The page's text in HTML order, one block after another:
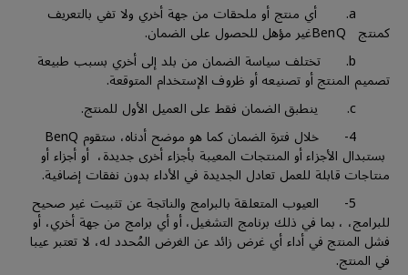
a. أي منتج أو ملحقات من جهة أخري ولا تفي بالتعريف
كمنتج BenQغير مؤهل للحصول على الضمان.
b. تختلف سياسة الضمان من بلد إلى أخري بسبب طبيعة
تصميم المنتج أو تصنيعه أو ظروف الإستخدام المتوقعة.
4- خلال فترة الضمان كما هو موضح أدناه، ستقوم BenQ
بستبدال الأجزاء أو المنتجات المعيبة بأجزاء أخرى جديدة، أو أجزاء أو
منتاجات قابلة للعمل تعادل الجديدة في الأداء بدون نفقات إضافية.
5- العيوب المتعلقة بالبرامج والناتجة عن تثبيت غير صحيح
للبرامج، ، بما في ذلك برنامج التشغيل، أو أي برامج من جهة أخري، أو
فشل المنتج في أداء أي غرض زائد عن الغرض المُحدد له، لا تعتبر عيبا
في المنتج.